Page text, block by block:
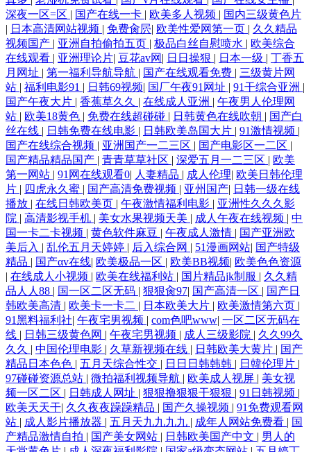
深夜一区=区 | 国产在线一卡 | 欧美多人视频 | 国内三级黄色片
| 日本高清网站视频 | 免费肏屄| 欧美性爱网第一页 | 久久精品
视频国产 | 亚洲自拍偷拍五页 | 极品白丝自慰喷水 | 欧美综合
在线观看 | 亚洲理论片| 豆花av网 | 日日操狠 | 日本一级 | 丁香五
月网址 | 第一福利导航导航 | 国产在线观看免费 | 三级黄片网
站 | 福利电影91 | 日韩69视频| 国厂午夜91网址 | 91干综合亚洲 |
国产午夜大片 | 香蕉草久久 | 在线成人亚洲 | 午夜男人伦理网
站 | 欧美18黄色 | 免费在线超碰碰 | 日韩黄色在线吹朝 | 国产白
丝在线 | 日韩免费在线电影 | 日韩欧美岛国大片 | 91激情视频 |
国产在线综合视频 | 亚洲国产一二三区 | 国产电影区一二区 |
国产精品精品国产 | 青青草草社区 | 深爱五月一二三区 | 欧美
第一网站 | 91网在线观看0| 人妻精品 | 成人伦理| 欧美日韩伦理
片 | 四虎永久蜜 | 国产高清免费视频 | 亚州国产| 日韩一级在线
播放 | 在线日韩欧美页 | 午夜激情福利电影 | 亚洲性久久久影
院 | 高清影视手机 | 美女水果视频天美 | 成人午夜在线视频 | 中
国一卡二卡视频 | 黄色软件麻豆 | 午夜成人激情 | 国产亚洲欧
美后入 | 乱伦五月天婷婷 | 后入综合网 | 51漫画网站| 国产特级
精品 | 国产αv在线| 欧美极品一区 | 欧美BB视频| 欧美色色资源
| 在线成人小视频 | 欧美在线福利站 | 国片精品jk制服 | 久久精
品人人88 | 国一区二区无码 | 狠狠肏97| 国产高清一区 | 国产日
韩欧美高清 | 欧美卡一卡二 | 日本欧美大片 | 欧美激情第六页 |
91黑料福利社| 午夜宅男视频 | com色吧www| 一区二区无码在
线 | 日韩三级黄色网 | 午夜宅男视频 | 成人三级影院 | 久久99久
久久 | 中国伦理电影 | 久草新视频在线 | 日韩欧美大黄片 | 国产
精品日本色色 | 五月天综合性交 | 日日日韩韩韩 | 日韓伦理片 |
97碰碰资源总站 | 微拍福利视频导航 | 欧美成人视屏 | 美女视
频一区二区 | 日韩成人网址 | 狠狠撸狠狠干狠狠 | 91日韩视频 |
欧美天天干| 久久夜夜躁躁精品 | 国产久操视频 | 91免费观看网
站 | 成人影片播放器 | 五月天九九九九 | 成年人网站免费看 | 国
产精品激情自拍 | 国产美女网站 | 日韩欧美国产中文 | 男人的